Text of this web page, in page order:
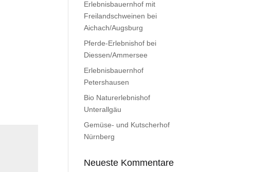
Erlebnisbauernhof mit
Freilandschweinen bei
Aichach/Augsburg
Pferde-Erlebnishof bei
Diessen/Ammersee
Erlebnisbauernhof
Petershausen
Bio Naturerlebnishof
Unterallgäu
Gemüse- und Kutscherhof
Nürnberg
Neueste Kommentare